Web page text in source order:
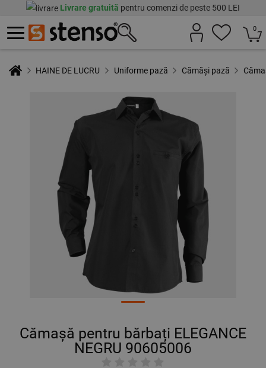
Livrare gratuită pentru comenzi de peste 500 LEI
0
HAINE DE LUCRU Uniforme pază Cămăși pază
Cămașă pentru bărbați ELEGANCE
NEGRU 90605006